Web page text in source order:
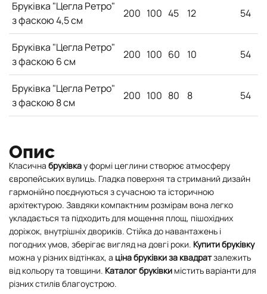
Бруківка "Цегла Ретро"
з фаскою 4,5 см
200 100 45 12 54
Бруківка "Цегла Ретро"
з фаскою 6 см
200 100 60 10 54
Бруківка "Цегла Ретро"
з фаскою 8 см
200 100 80 8 54
Опис
Класична бруківкау формі цеглини створює атмосферу
європейських вулиць. Гладка поверхня та стриманий дизайн
гармонійно поєднуються з сучасною та історичною
архітектурою. Завдяки компактним розмірам вона легко
укладається та підходить для мощення площ, пішохідних
доріжок, внутрішніх двориків. Стійка до навантажень і
погодних умов, зберігає вигляд на довгі роки. Купити бруківку
можна у різних відтінках, а ціна бруківки за квадратзалежить
від кольору та товщини. Каталог бруківки містить варіанти для
різних стилів благоустрою.